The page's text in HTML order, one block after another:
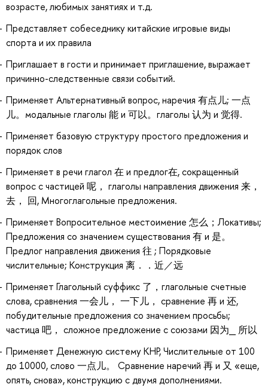
возрасте, любимых занятиях и т.д.
Представляет собеседнику китайские игровые виды
спорта и их правила
Приглашает в гости и принимает приглашение, выражает
причинно-следственные связи событий.
Применяет Альтернативный вопрос, наречия 有点儿; 一点
儿。модальные глаголы 能 и 可以。глаголы 认为 и 觉得.
Применяет базовую структуру простого предложения и
порядок слов
Применяет в речи глагол 在 и предлог在, сокращенный
вопрос с частицей 呢， глаголы направления движения 来，
去， 回, Многоглагольные предложения.
Применяет Вопросительное местоимение 怎么；Локативы;
Предложения со значением существования 有 и 是。
Предлог направления движения 往 ; Порядковые
числительные; Конструкция 离．．近／远
Применяет Глагольный суффикс 了，глагольные счетные
слова, сравнения 一会儿， 一下儿， сравнение 再 и 还,
побудительные предложения со значением просьбы;
частица 吧， сложное предложение с союзами 因为_ 所以
Применяет Денежную систему КНР, Числительные от 100
до 10000, слово 一点儿。 Сравнение наречий 再 и 又 «еще,
опять, снова», конструкцию с двумя дополнениями.